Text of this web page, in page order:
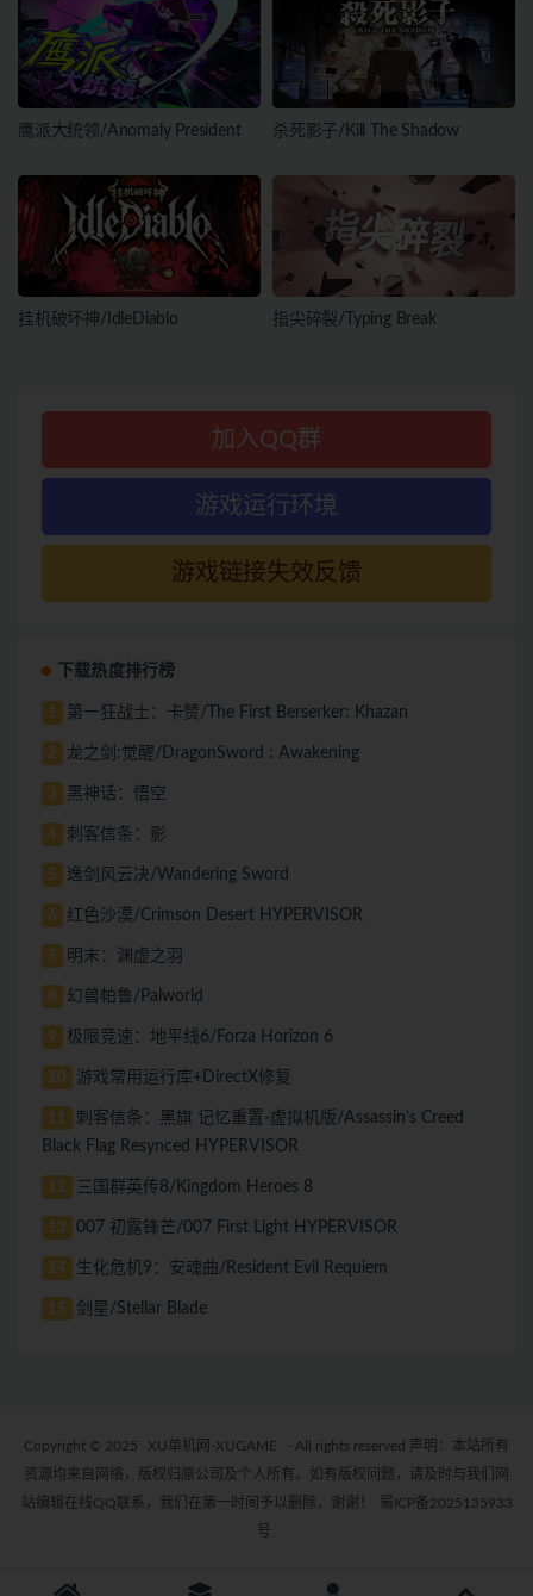
鹰派大统领/Anomaly President 杀死影子/Kill The Shadow
挂机破坏神/IdleDiablo 指尖碎裂/Typing Break
加入QQ群
游戏运行环境
游戏链接失效反馈
下载热度排行榜
1 第一狂战士：卡赞/The First Berserker: Khazan
2 龙之剑:觉醒/DragonSword : Awakening
3 黑神话：悟空
4 刺客信条：影
5 逸剑风云决/Wandering Sword
6 红色沙漠/Crimson Desert HYPERVISOR
7 明末：渊虚之羽
8 幻兽帕鲁/Palworld
9 极限竞速：地平线6/Forza Horizon 6
10 游戏常用运行库+DirectX修复
11
刺客信条：黑旗 记忆重置-虚拟机版/Assassin’s Creed
Black Flag Resynced HYPERVISOR
12 三国群英传8/Kingdom Heroes 8
13 007 初露锋芒/007 First Light HYPERVISOR
14 生化危机9：安魂曲/Resident Evil Requiem
15 剑星/Stellar Blade
Copyright © 2025 XU单机网-XUGAME
- All rights reserved 声明：本站所有
资源均来自网络，版权归原公司及个人所有。如有版权问题，请及时与我们网
站编辑在线QQ联系，我们在第一时间予以删除，谢谢！
蜀ICP备2025135933
号